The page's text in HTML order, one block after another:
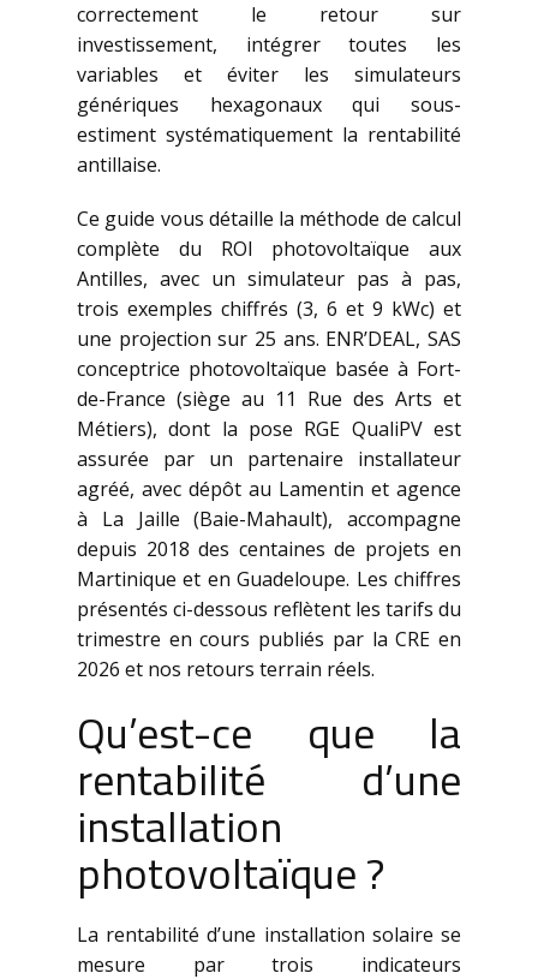
correctement le retour sur
investissement, intégrer toutes les
variables et éviter les simulateurs
génériques hexagonaux qui sous-
estiment systématiquement la rentabilité
antillaise.
Ce guide vous détaille la méthode de calcul
complète du ROI photovoltaïque aux
Antilles, avec un simulateur pas à pas,
trois exemples chiffrés (3, 6 et 9 kWc) et
une projection sur 25 ans. ENR’DEAL, SAS
conceptrice photovoltaïque basée à Fort-
de-France (siège au 11 Rue des Arts et
Métiers), dont la pose RGE QualiPV est
assurée par un partenaire installateur
agréé, avec dépôt au Lamentin et agence
à La Jaille (Baie-Mahault), accompagne
depuis 2018 des centaines de projets en
Martinique et en Guadeloupe. Les chiffres
présentés ci-dessous reflètent les tarifs du
trimestre en cours publiés par la CRE en
2026 et nos retours terrain réels.
Qu’est-ce que la
rentabilité d’une
installation
photovoltaïque ?
La rentabilité d’une installation solaire se
mesure par trois indicateurs